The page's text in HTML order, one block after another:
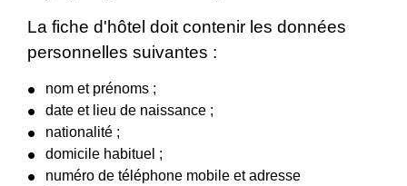
La fiche d'hôtel doit contenir les données
personnelles suivantes :
nom et prénoms ;
date et lieu de naissance ;
nationalité ;
domicile habituel ;
numéro de téléphone mobile et adresse